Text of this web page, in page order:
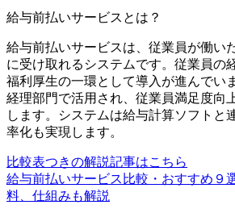
給与前払いサービス とは？
給与前払いサービスは、従業員が働い
に受け取れるシステムです。従業員の
福利厚生の一環として導入が進んでい
経理部門で活用され、従業員満足度向
します。システムは給与計算ソフトと
率化も実現します。
比較表つきの解説記事はこちら
給与前払いサービス比較・おすすめ９
料、仕組みも解説